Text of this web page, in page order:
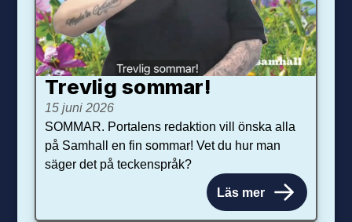
Trevlig sommar!
15 juni 2026
SOMMAR. Portalens redaktion vill önska alla
på Samhall en fin sommar! Vet du hur man
säger det på teckenspråk?
Läs mer